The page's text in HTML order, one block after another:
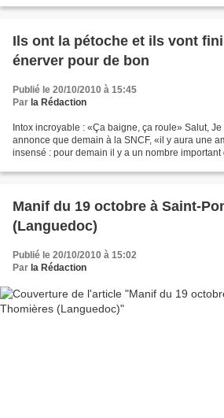
Ils ont la pétoche et ils vont
énerver pour de bon
Publié le 20/10/2010 à 15:45
Par la Rédaction
Intox incroyable : «Ça baigne, ça roule» Salut,
annonce que demain à la SNCF, «il y aura une
insensé : pour demain il y a un nombre
Manif du 19 octobre à Saint-
(Languedoc)
Publié le 20/10/2010 à 15:02
Par la Rédaction